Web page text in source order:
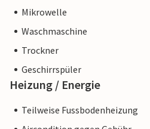
Mikrowelle
Waschmaschine
Trockner
Geschirrspüler
Heizung / Energie
Teilweise Fussbodenheizung